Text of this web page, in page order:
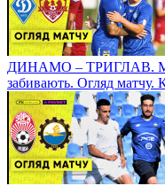
ДИНАМО – ТРИГЛАВ.
забивають. Огляд матчу.